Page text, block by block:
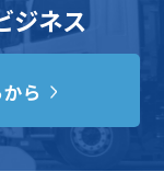
ジネス
ら